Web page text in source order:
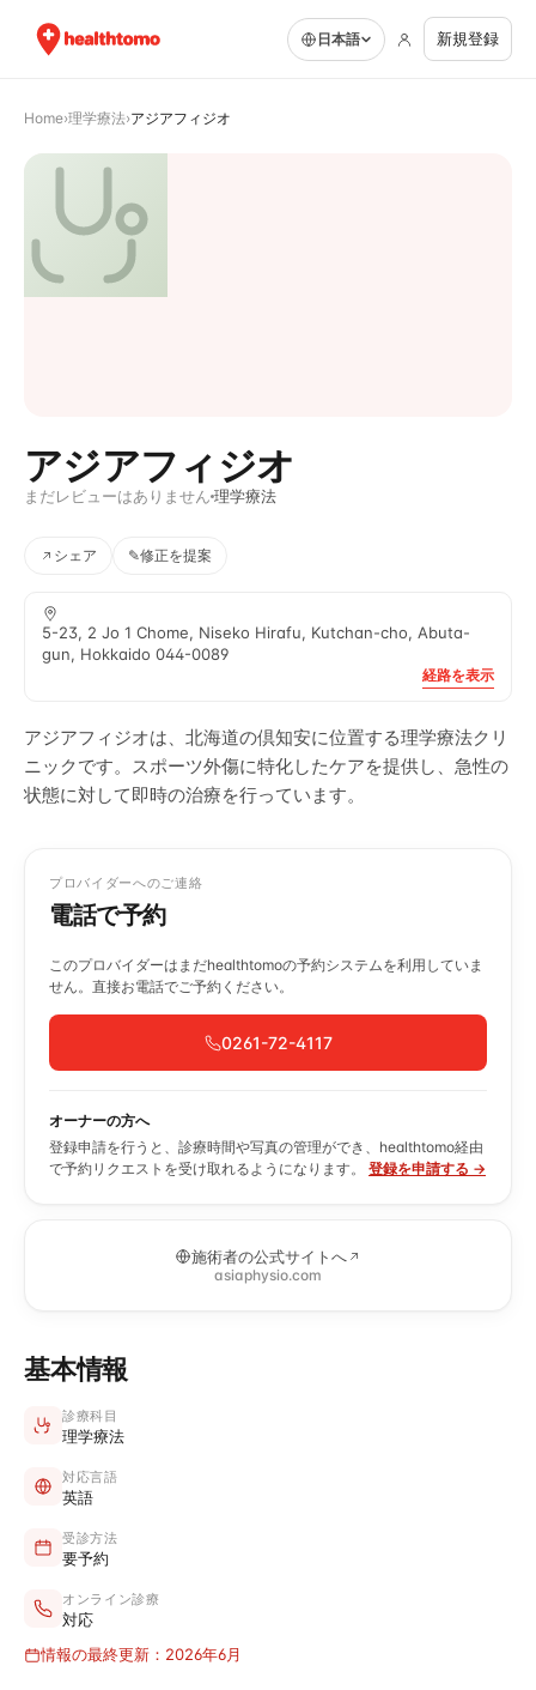
日本語 新規登録
Home›理学療法›アジアフィジオ
アジアフィジオ
まだレビューはありません 理学療法
シェア ✎修正を提案
5-23, 2 Jo 1 Chome, Niseko Hirafu, Kutchan-cho, Abuta-
gun, Hokkaido 044-0089
経路を表示
アジアフィジオは、北海道の倶知安に位置する理学療法クリ
ニックです。スポーツ外傷に特化したケアを提供し、急性の
状態に対して即時の治療を行っています。
プロバイダーへのご連絡
電話で予約
このプロバイダーはまだhealthtomoの予約システムを利用していま
せん。直接お電話でご予約ください。
0261-72-4117
オーナーの方へ
登録申請を行うと、診療時間や写真の管理ができ、healthtomo経由
で予約リクエストを受け取れるようになります。
登録を申請する →
施術者の公式サイトへ
asiaphysio.com
基本情報
診療科目
理学療法
対応言語
英語
受診方法
要予約
オンライン診療
対応
情報の最終更新：2026年6月